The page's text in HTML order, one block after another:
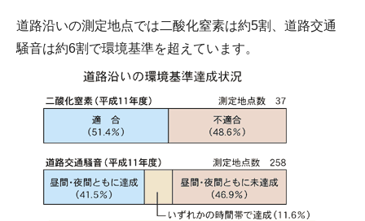
道路沿いの測定地点では二酸化窒素は約5割、道路交通
騒音は約6割で環境基準を超えています。